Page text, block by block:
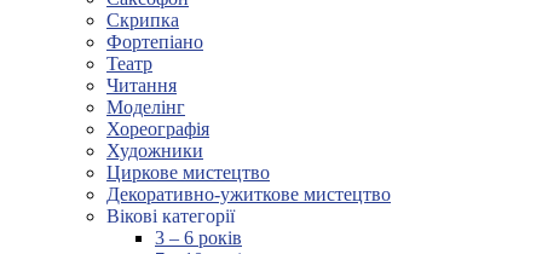
Скрипка
Фортепіано
Театр
Читання
Моделінг
Хореографія
Художники
Циркове мистецтво
Декоративно-ужиткове мистецтво
Вікові категорії
3 – 6 років